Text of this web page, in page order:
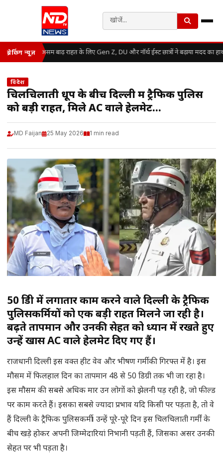
ब्रेकिंग न्यूज़ असम बाढ़ राहत के लिए Gen Z, DU और नॉर्थ ईस्ट छात्रों ने बढ़ाया मदद का
विदेश
चिलचिलाती धूप के बीच दिल्ली में ट्रैफिक पुलिस
को बड़ी राहत, मिले AC वाले हेलमेट…
MD Faijan 25 May 2026 1 min read
50 डिग्री में लगातार काम करने वाले दिल्ली के ट्रैफिक
पुलिसकर्मियों को एक बड़ी राहत मिलने जा रही है।
बढ़ते तापमान और उनकी सेहत को ध्यान में रखते हुए
उन्हें खास AC वाले हेलमेट दिए गए हैं।
राजधानी दिल्ली इस वक्त हीट वेव और भीषण गर्मी की गिरफ्त में है। इस
मौसम में फिलहाल दिन का तापमान 48 से 50 डिग्री तक भी जा रहा है।
इस मौसम की सबसे अधिक मार उन लोगों को झेलनी पड़ रही है, जो फील्ड
पर काम करते हैं। इसका सबसे ज्यादा प्रभाव यदि किसी पर पड़ता है, तो वे
हैं दिल्ली के ट्रैफिक पुलिसकर्मी। उन्हें पूरे-पूरे दिन इस चिलचिलाती गर्मीं के
बीच खड़े होकर अपनी जिम्मेदारियां निभानी पड़ती हैं, जिसका असर उनकी
सेहत पर भी पड़ता है।